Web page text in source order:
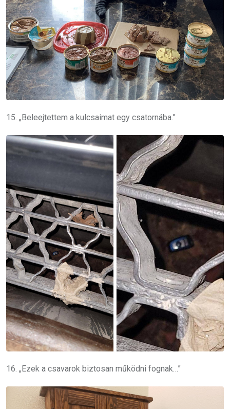
15. „Beleejtettem a kulcsaimat egy csatornába.”
16. „Ezek a csavarok biztosan működni fognak…”